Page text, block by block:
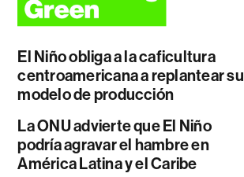
El Niño obliga a la caficultura
centroamericana a replantear su
modelo de producción
La ONU advierte que El Niño
podría agravar el hambre en
América Latina y el Caribe